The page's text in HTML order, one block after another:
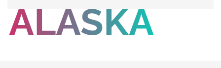
ALASKA